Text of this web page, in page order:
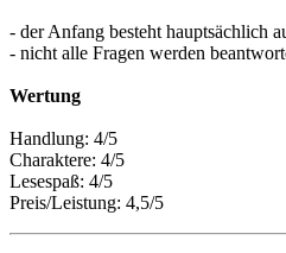
- der Anfang besteht hauptsächlich
- nicht alle Fragen werden
Wertung
Handlung: 4/5
Charaktere: 4/5
Lesespaß: 4/5
Preis/Leistung: 4,5/5